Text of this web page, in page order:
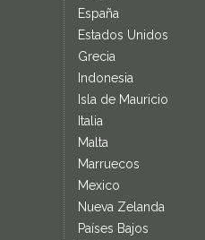
España
Estados Unidos
Grecia
Indonesia
Isla de Mauricio
Italia
Malta
Marruecos
Mexico
Nueva Zelanda
Países Bajos